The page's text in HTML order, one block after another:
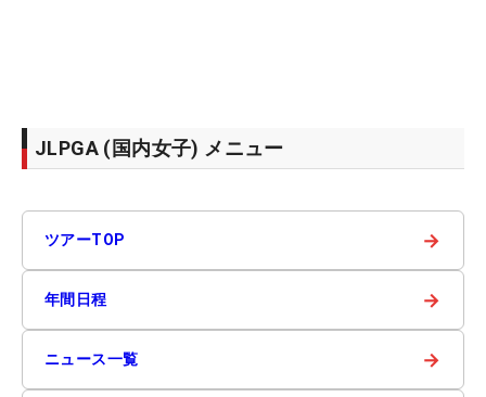
JLPGA (国内女子) メニュー
ツアーTOP →
年間日程 →
ニュース一覧 →